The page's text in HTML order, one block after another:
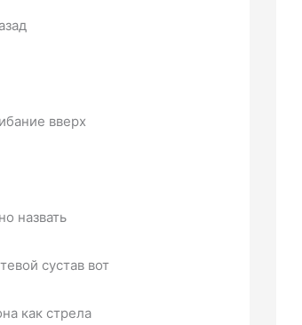
вверх
назвать
сустав вот
как стрела